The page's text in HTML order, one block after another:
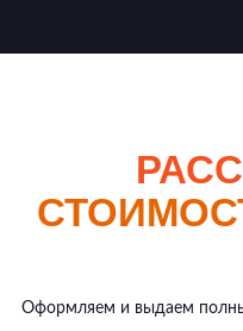
Оформляем и выдаем